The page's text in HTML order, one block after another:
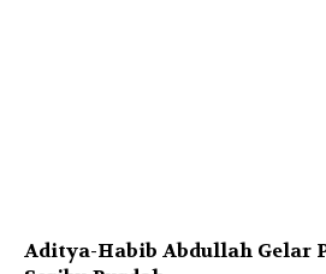
Aditya-Habib Abdullah Gelar